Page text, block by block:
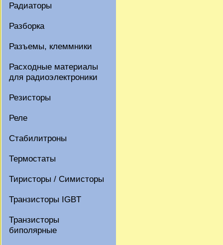
Радиаторы
Разборка
Разъемы, клеммники
Расходные материалы
для радиоэлектроники
Резисторы
Реле
Стабилитроны
Термостаты
Тиристоры / Симисторы
Транзисторы IGBT
Транзисторы
биполярные